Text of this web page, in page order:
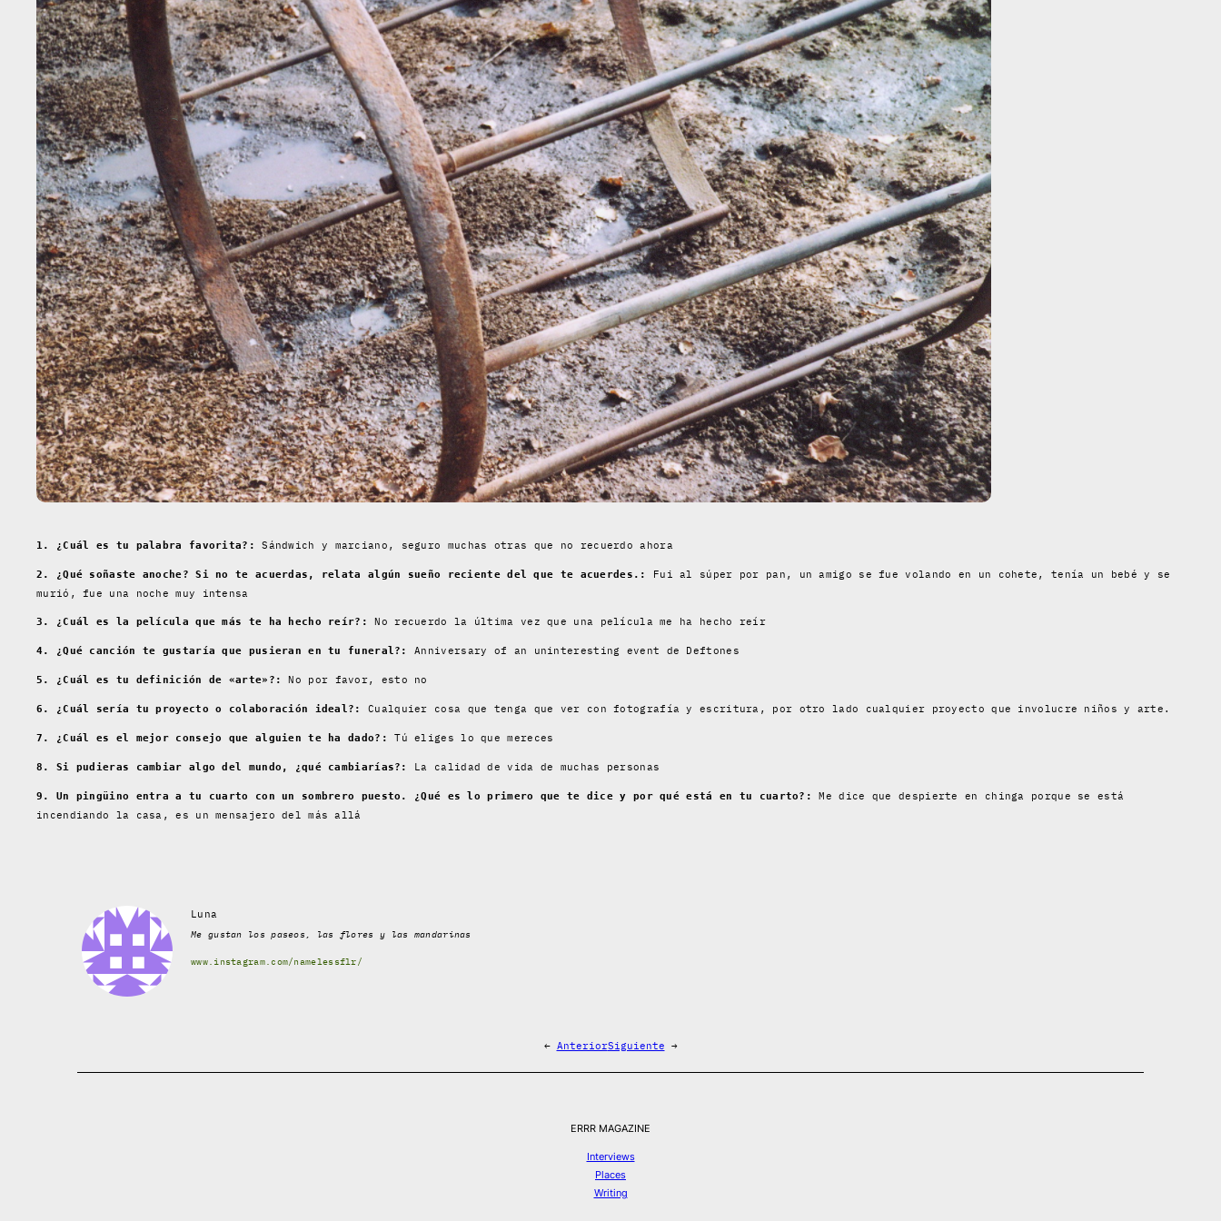
1. ¿Cuál es tu palabra favorita?: Sándwich y marciano, seguro muchas otras que no recuerdo ahora
2. ¿Qué soñaste anoche? Si no te acuerdas, relata algún sueño reciente del que te acuerdes.:
Fui al súper por pan, un amigo se fue volando en un cohete, tenía un bebé y se
murió, fue una noche muy intensa
3. ¿Cuál es la película que más te ha hecho reír?: No recuerdo la última vez que una película me ha hecho reír
4. ¿Qué canción te gustaría que pusieran en tu funeral?: Anniversary of an uninteresting event de Deftones
5. ¿Cuál es tu definición de «arte»?: No por favor, esto no
6. ¿Cuál sería tu proyecto o colaboración ideal?: Cualquier cosa que tenga que ver con fotografía y escritura, por otro lado cualquier proyecto que involucre niños y arte.
7. ¿Cuál es el mejor consejo que alguien te ha dado?: Tú eliges lo que mereces
8. Si pudieras cambiar algo del mundo, ¿qué cambiarías?: La calidad de vida de muchas personas
9. Un pingüino entra a tu cuarto con un sombrero puesto. ¿Qué es lo primero que te dice y por qué está en tu cuarto?:
Me dice que despierte en chinga porque se está
incendiando la casa, es un mensajero del más allá
Luna
Me gustan los paseos, las flores y las mandarinas
www.instagram.com/namelessflr/
← AnteriorSiguiente →
ERRR MAGAZINE
Interviews
Places
Writing